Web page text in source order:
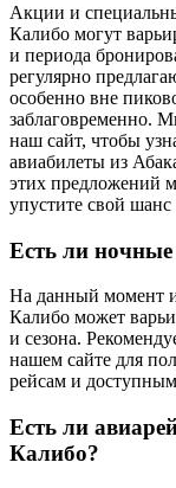
Акции и
Калибо могут
и периода
регулярно
особенно вне
заблаговременно.
наш сайт, чтобы
авиабилеты из
этих предложений
упустите свой
Есть ли
На данный момент
Калибо может
и сезона.
нашем сайте для
рейсам и
Есть ли
Калибо?